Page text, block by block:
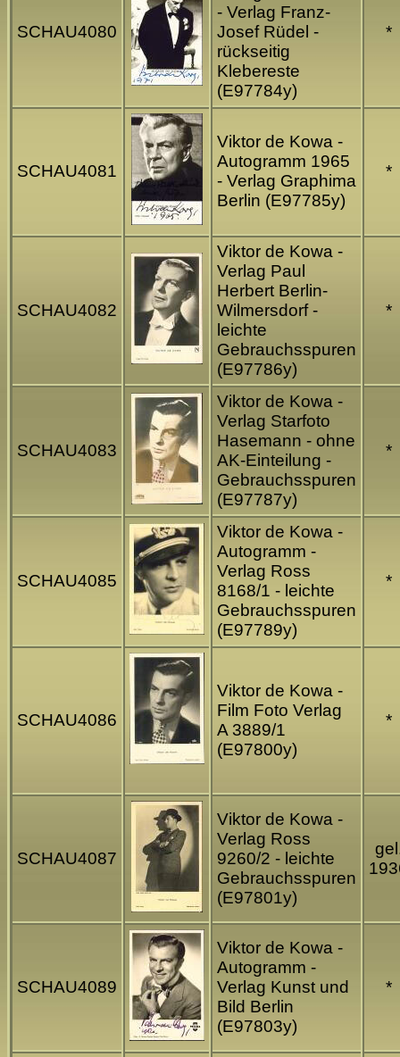
SCHAU4080
- Verlag Franz-
Josef Rüdel -
rückseitig
Klebereste
(E97784y)
*
SCHAU4081
Viktor de Kowa -
Autogramm 1965
- Verlag Graphima
Berlin (E97785y)
*
SCHAU4082
Viktor de Kowa -
Verlag Paul
Herbert Berlin-
Wilmersdorf -
leichte
Gebrauchsspuren
(E97786y)
*
SCHAU4083
Viktor de Kowa -
Verlag Starfoto
Hasemann - ohne
AK-Einteilung -
Gebrauchsspuren
(E97787y)
*
SCHAU4085
Viktor de Kowa -
Autogramm -
Verlag Ross
8168/1 - leichte
Gebrauchsspuren
(E97789y)
*
SCHAU4086
Viktor de Kowa -
Film Foto Verlag
A 3889/1
(E97800y)
*
SCHAU4087
Viktor de Kowa -
Verlag Ross
9260/2 - leichte
Gebrauchsspuren
(E97801y)
SCHAU4089
Viktor de Kowa -
Autogramm -
Verlag Kunst und
Bild Berlin
(E97803y)
*